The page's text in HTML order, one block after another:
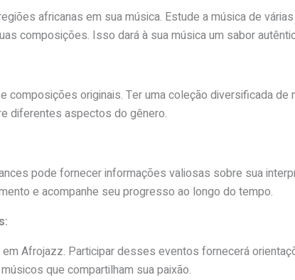
africanas em sua música. Estude a música de
composições. Isso dará à sua música um sabor
composições originais. Ter uma coleção diversificada de
diferentes aspectos do gênero.
pode fornecer informações valiosas sobre sua
e acompanhe seu progresso ao longo do tempo.
Afrojazz. Participar desses eventos fornecerá
que compartilham sua paixão.